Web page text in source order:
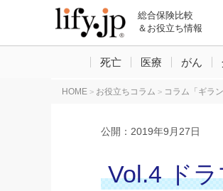
総合保険比較
＆お役立ち情報
死亡 医療 がん
HOME > お役立ちコラム > コラム「ギラ
公開： 2019年9月27日
Vol.4 ド